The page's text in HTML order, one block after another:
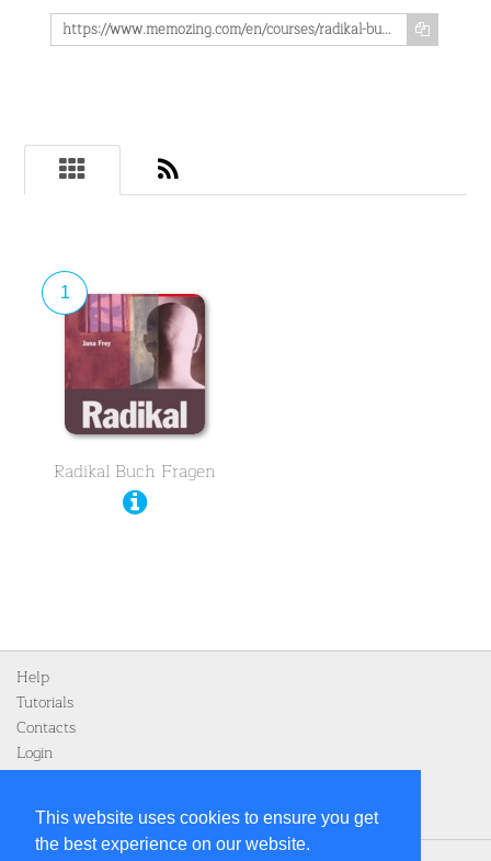
This website uses cookies to ensure you get
the best experience on our website.
https://www.memozing.com/en/courses/radikal-buch-fragen-41ca87cbbd4498f2aeb17041
1
Radikal Buch Fragen
Help
Tutorials
Contacts
Login
Register